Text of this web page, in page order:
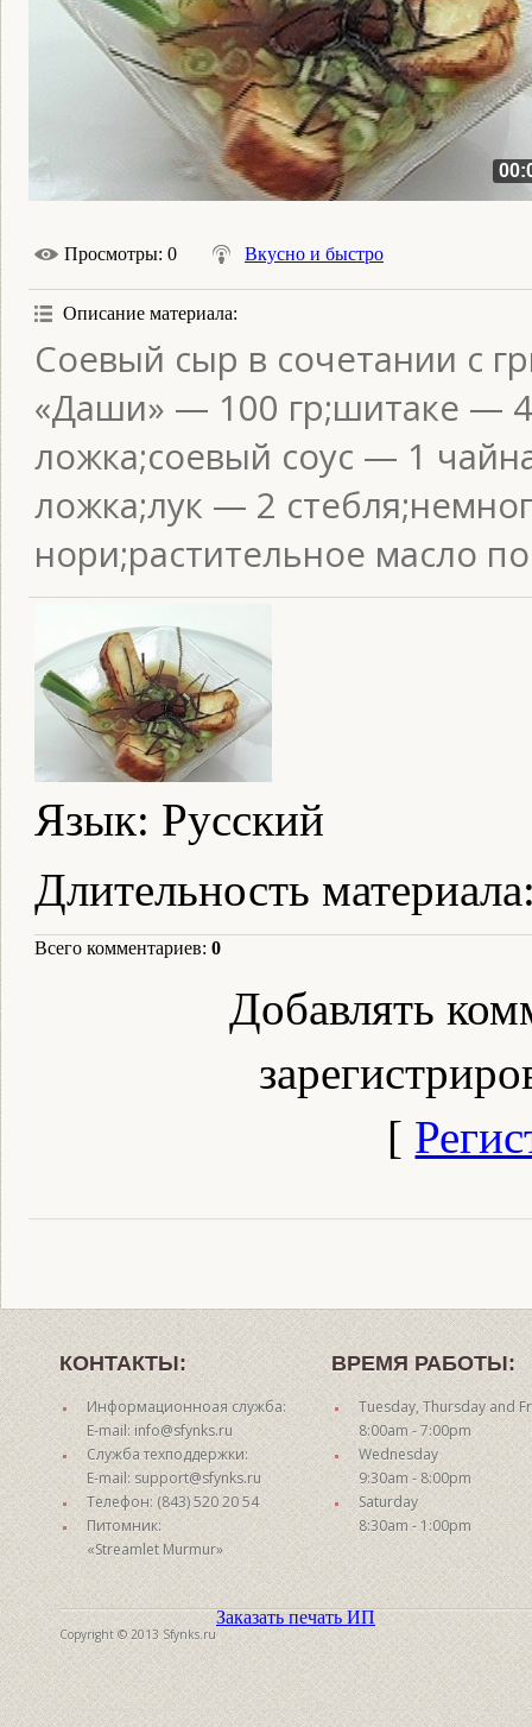
Просмотры: 0 Вкусно и быстро
Описание материала:
Соевый сыр в сочетании с
«Даши» — 100 гр;шитаке —
ложка;соевый соус — 1
ложка;лук — 2
нори;растительное масло по
Язык: Русский
Длительность материала
Всего комментариев: 0
Добавлять
[
КОНТАКТЫ:
Информационноая служба:
E-mail: info@sfynks.ru
Служба техподдержки:
E-mail: support@sfynks.ru
Телефон: (843) 520 20 54
Питомник:
«Streamlet Murmur»
ВРЕМЯ РАБОТЫ:
Tuesday, Thursday and
8:00am - 7:00pm
Wednesday
9:30am - 8:00pm
Saturday
8:30am - 1:00pm
Copyright © 2013 Sfynks.ru
Заказать печать ИП